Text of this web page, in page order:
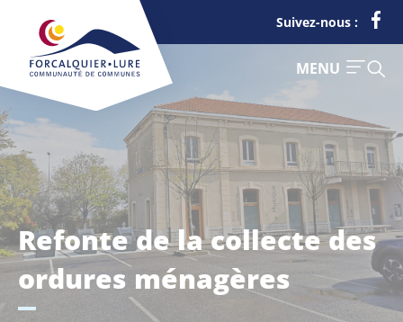
Suivez-nous :
Je suis
MENU
FERMER
Refonte de la collecte des
ordures ménagères
Déchets
Cookies management panel